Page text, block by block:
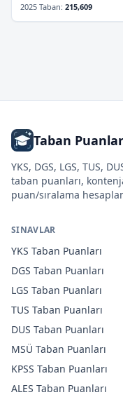
2025 Taban: 215,609
Taban
YKS, DGS, LGS, TUS,
taban puanları,
puan/sıralama
SINAVLAR
YKS Taban Puanları
DGS Taban Puanları
LGS Taban Puanları
TUS Taban Puanları
DUS Taban Puanları
MSÜ Taban Puanları
KPSS Taban Puanları
ALES Taban Puanları